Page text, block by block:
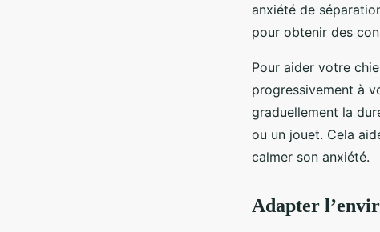
anxiété de
pour obtenir des
Pour aider votre
progressivement à
graduellement la
ou un jouet. Cela
calmer son anxiété.
Adapter